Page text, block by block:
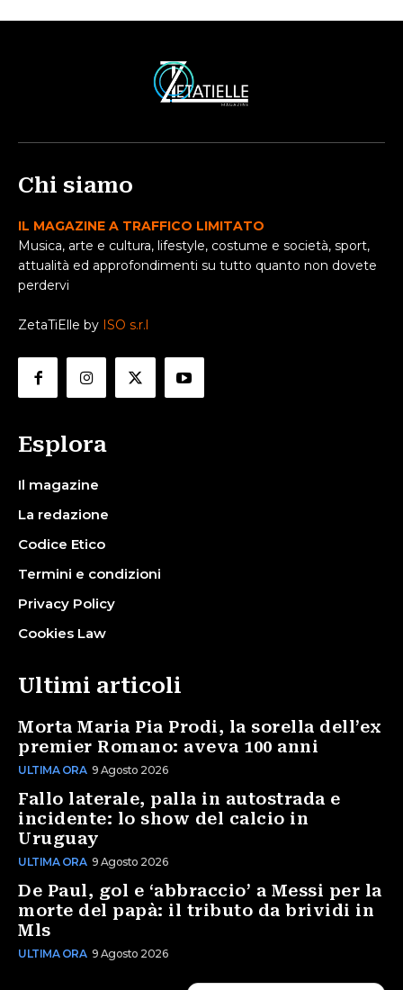
Chi siamo
IL MAGAZINE A TRAFFICO LIMITATO
Musica, arte e cultura, lifestyle, costume e società, sport,
attualità ed approfondimenti su tutto quanto non dovete
perdervi
ZetaTiElle by ISO s.r.l
Esplora
Il magazine
La redazione
Codice Etico
Termini e condizioni
Privacy Policy
Cookies Law
Ultimi articoli
Morta Maria Pia Prodi, la sorella dell’ex
premier Romano: aveva 100 anni
ULTIMA ORA 9 Agosto 2026
Fallo laterale, palla in autostrada e
incidente: lo show del calcio in
Uruguay
ULTIMA ORA 9 Agosto 2026
De Paul, gol e ‘abbraccio’ a Messi per la
morte del papà: il tributo da brividi in
Mls
ULTIMA ORA 9 Agosto 2026